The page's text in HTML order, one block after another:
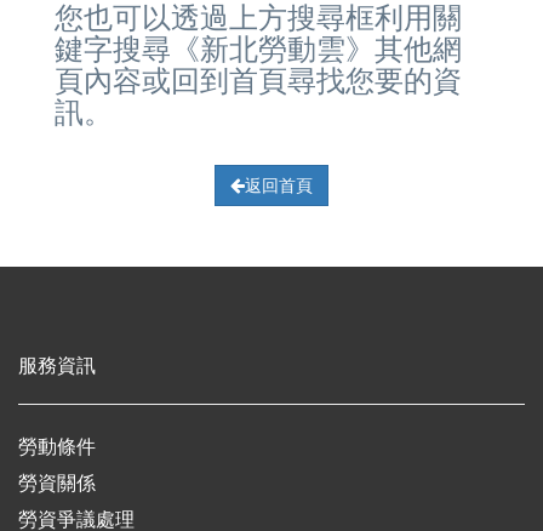
您也可以透過上方搜尋框利用關
鍵字搜尋《新北勞動雲》其他網
頁內容或回到首頁尋找您要的資
訊。
返回首頁
服務資訊
勞動條件
勞資關係
勞資爭議處理